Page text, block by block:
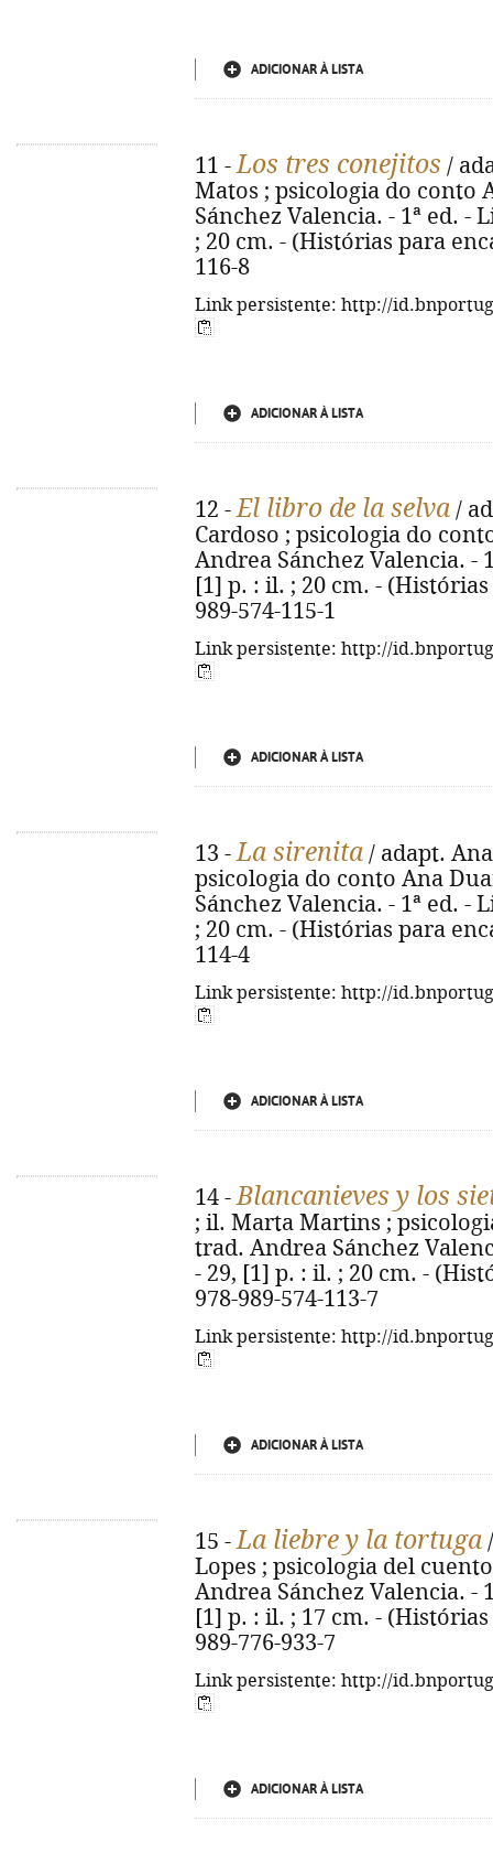
ADICIONAR À LISTA
11 -Los tres conejitos /
Matos ; psicologia do conto
Sánchez Valencia. - 1ª ed. -
; 20 cm. - (Histórias para
116-8
Link persistente: http://
ADICIONAR À LISTA
12 -El libro de la selva /
Cardoso ; psicologia do
Andrea Sánchez Valencia. -
[1] p. : il. ; 20 cm. -
989-574-115-1
Link persistente: http://
ADICIONAR À LISTA
13 -La sirenita / adapt.
psicologia do conto Ana
Sánchez Valencia. - 1ª ed. -
; 20 cm. - (Histórias para
114-4
Link persistente: http://
ADICIONAR À LISTA
14 -Blancanieves y los
; il. Marta Martins ;
trad. Andrea Sánchez
- 29, [1] p. : il. ; 20 cm. -
978-989-574-113-7
Link persistente: http://
ADICIONAR À LISTA
15 -La liebre y la tortuga
Lopes ; psicologia del
Andrea Sánchez Valencia. -
[1] p. : il. ; 17 cm. -
989-776-933-7
Link persistente: http://
ADICIONAR À LISTA